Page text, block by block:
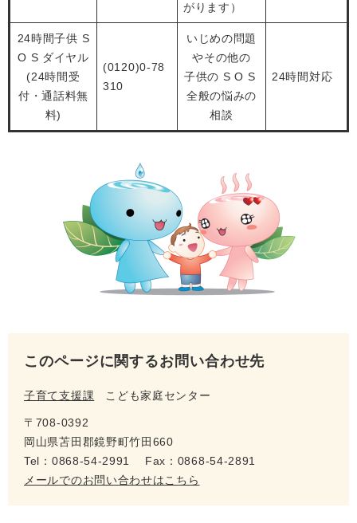
がります）
24時間子供 S
O S ダイヤル
(24時間受
付・通話料無
料)
(0120)0-78
310
いじめの問題
やその他の
子供の S O S
全般の悩みの
相談
24時間対応
このページに関するお問い合わせ先
子育て支援課 こども家庭センター
〒708-0392
岡山県苫田郡鏡野町竹田660
Tel：0868-54-2991
Fax：0868-54-2891
メールでのお問い合わせはこちら